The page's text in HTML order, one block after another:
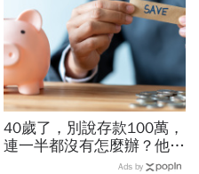
40歲了，別說存款100萬，
連一半都沒有怎麼辦？他5
年從零存到500萬：「無痛
Ads by